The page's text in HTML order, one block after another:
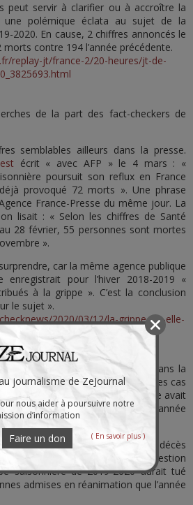
peut servir à clarifier ou à accroître la
une polémique éclata au sujet de la
2020. En cause, 2 chiffres annoncés le
contre 194 l’année précédente.
replay-jt/france-2/20-heures/jt-de-
de la part des fact-checkers de
semblables ailleurs dans la presse.
écrit « avec AFP » le 4 mars : «
poursuit son reflux en France
provoqué 72 morts ». Une phrase
France-Presse du même jour. La
lisait : « Selon les chiffres de Santé
28 février, 55 personnes sont mortes
».
car la même agence publique
pour l’hiver 2018-2019 «
à la grippe ». C’est la conclusion
le sujet ».
2020/03/12/la-grippe-a-t-elle-
l-a-dit-france-2-ou-plusieurs-
de libération est légitime dans la
à des décès parmi les cas
fait, à la fin de la saison, ce chiffre avait
289à la même période de l’année
2 a omis de préciser que ces décès
réanimation, les chiffres en question
saisonnière de 2019-2020 aurait tué
admises en réanimation que l’année
journalisme de ZeJournal
nous aider à poursuivre notre
d’information
Faire un don ( En savoir plus )